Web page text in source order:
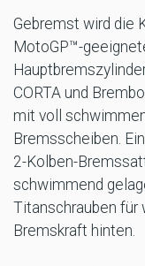
Gebremst wird die
MotoGP™-
CORTA und
mit voll
Bremsscheiben.
2-Kolben-
schwimmend
Titanschrauben für
Bremskraft hinten.